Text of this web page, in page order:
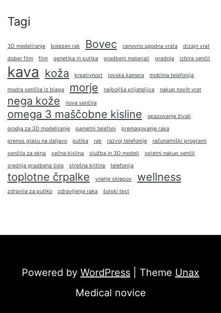
Tagi
3D modeliranje bolezen rak Bovec cenovno ugodna vrata
dizajn vrat
dober film
film genetika in putika gradbeni materiali gradnja izbira senčil
kava koža kreativnost lovska kamera mobilna telefonija
modra senčila iz blaga morje najboljša prijateljica nakup novih vrat
nega kože nova senčila
omega 3 maščobne kisline
opazovanje živali
orodja za 3D modeliranje
pametni telefoni
premagovanje raka
prenos glasu na daljavo
putika rak razvoj telefonije
računalniški programi
senčila za okna
sečna kislina služba in 3D modeli
spletni nakup senčil
srednja gradbena šola
strešna kritina telefonija
toplotne črpalke vnetje sklepov wellness
zdravila za putiko zdravljenje raka šolski test
Powered by WordPress | Theme Unax
Medical novice